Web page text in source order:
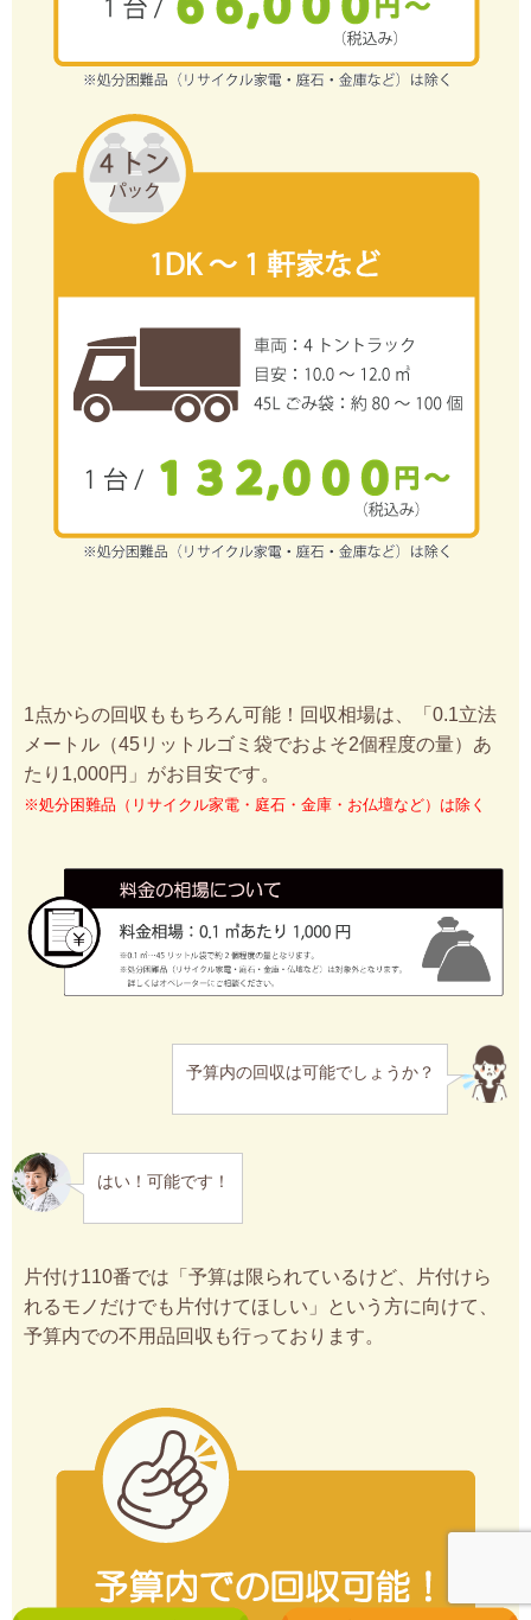
1点からの回収ももちろん可能！回収相場は、「0.1立法
メートル（45リットルゴミ袋でおよそ2個程度の量）あ
たり1,000円」がお目安です。
※処分困難品（リサイクル家電・庭石・金庫・お仏壇など）は除く
予算内の回収は可能でしょうか？
はい！可能です！
片付け110番では「予算は限られているけど、片付けら
れるモノだけでも片付けてほしい」という方に向けて、
予算内での不用品回収も行っております。